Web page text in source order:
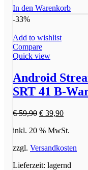
In den Warenkorb
-33%
Add to wishlist
Compare
Quick view
Android
SRT 41 B-
€59,90 Ursprünglicher
war:
€ 39,90
ist:
inkl. 20 % MwSt.
zzgl. Versandkosten
Lieferzeit: lagernd